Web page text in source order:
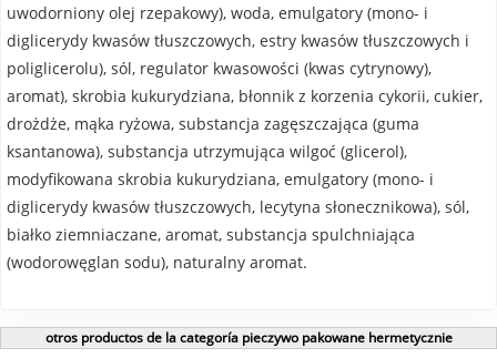
uwodorniony olej rzepakowy), woda, emulgatory (mono- i
diglicerydy kwasów tłuszczowych, estry kwasów tłuszczowych i
poliglicerolu), sól, regulator kwasowości (kwas cytrynowy),
aromat), skrobia kukurydziana, błonnik z korzenia cykorii, cukier,
drożdże, mąka ryżowa, substancja zagęszczająca (guma
ksantanowa), substancja utrzymująca wilgoć (glicerol),
modyfikowana skrobia kukurydziana, emulgatory (mono- i
diglicerydy kwasów tłuszczowych, lecytyna słonecznikowa), sól,
białko ziemniaczane, aromat, substancja spulchniająca
(wodorowęglan sodu), naturalny aromat.
otros productos de la categoría pieczywo pakowane hermetycznie